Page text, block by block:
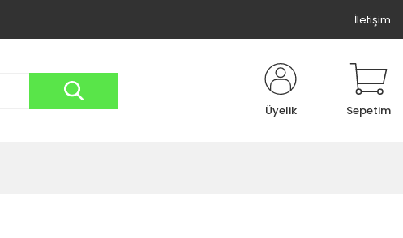
İletişim
Üyelik Sepetim